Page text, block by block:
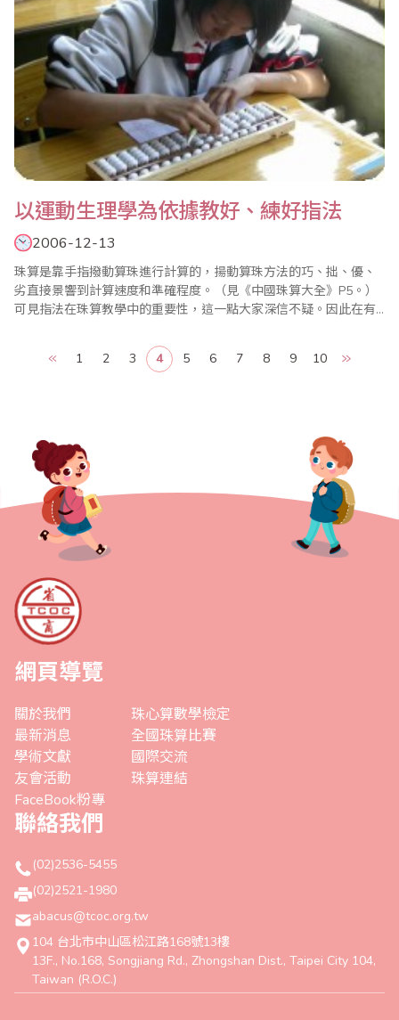
以運動生理學為依據教好、練好指法
2006-12-13
珠算是靠手指撥動算珠進行計算的，揚動算珠方法的巧、拙、優、
劣直接景響到計算速度和準確程度。（見《中國珠算大全》P5。）
可見指法在珠算教學中的重要性，這一點大家深信不疑。因此在有
非淺。指法是靠手指運動的，其運動貫性，運作範圍、力度以用各
關節活動都與運動生理學有著密節聯繫。因此，筆者想從另一角度
1 2 3 4 5 6 7 8 9 10
網頁導覽
關於我們
最新消息
學術文獻
友會活動
FaceBook粉專
珠心算數學檢定
全國珠算比賽
國際交流
珠算連結
聯絡我們
(02)2536-5455
(02)2521-1980
abacus@tcoc.org.tw
104 台北市中山區松江路168號13樓
13F., No.168, Songjiang Rd., Zhongshan Dist., Taipei City 104,
Taiwan (R.O.C.)